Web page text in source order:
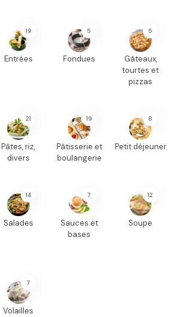
19
Entrées
5
Fondues
5
Gâteaux,
tourtes et
pizzas
21
Pâtes, riz,
divers
19
Pâtisserie et
boulangerie
8
Petit déjeuner
14
Salades
7
Sauces et
bases
12
Soupe
7
Volailles